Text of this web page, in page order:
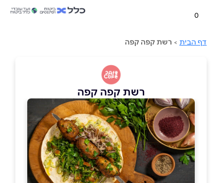
0
דף הבית > רשת קפה קפה
רשת קפה קפה